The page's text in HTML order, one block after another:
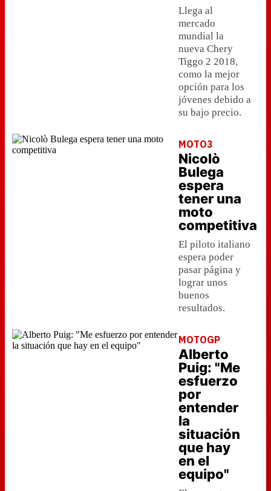
Llega al
mercado
mundial la
nueva Chery
Tiggo 2 2018,
como la mejor
opción para los
jóvenes debido a
su bajo precio.
MOTO3
Nicolò
Bulega
espera
tener una
moto
competitiva
El piloto italiano
espera poder
pasar página y
lograr unos
buenos
resultados.
MOTOGP
Alberto
Puig: "Me
esfuerzo
por
entender
la
situación
que hay
en el
equipo"